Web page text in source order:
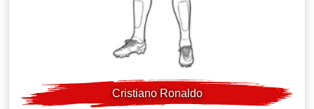
Cristiano Ronaldo